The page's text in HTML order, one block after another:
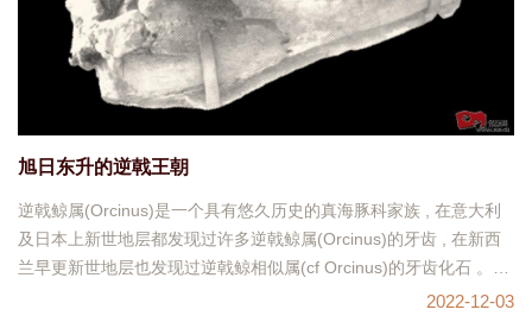
旭日东升的逆戟王朝
逆戟鲸属(Orcinus)是一个具有悠久历史的真海豚科家族 , 在意大利
及日本上新世地层都发现过许多逆戟鲸属(Orcinus)的牙齿 , 在新西
兰早更新世地层也发现过逆戟鲸相似属(cf Orcinus)的牙齿化石 。在
2022-12-03